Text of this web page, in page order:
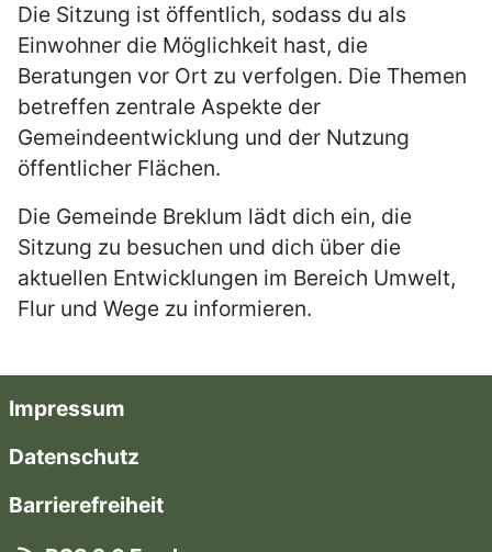
Die Sitzung ist öffentlich, sodass du als
Einwohner die Möglichkeit hast, die
Beratungen vor Ort zu verfolgen. Die Themen
betreffen zentrale Aspekte der
Gemeindeentwicklung und der Nutzung
öffentlicher Flächen.
Die Gemeinde Breklum lädt dich ein, die
Sitzung zu besuchen und dich über die
aktuellen Entwicklungen im Bereich Umwelt,
Flur und Wege zu informieren.
Impressum
Datenschutz
Barrierefreiheit